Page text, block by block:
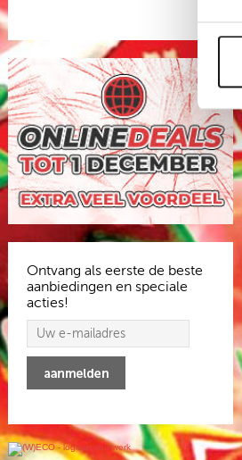
Ontvang als eerste de beste
aanbiedingen en speciale
acties!